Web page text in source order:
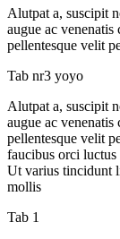
Alutpat a, suscipit
augue ac
pellentesque velit
Tab nr3 yoyo
Alutpat a, suscipit
augue ac
pellentesque velit
faucibus orci luctus
Ut varius tincidunt
mollis
Tab 1